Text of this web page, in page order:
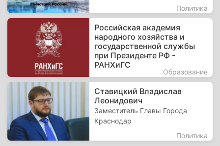
Политика
Российская академия
народного хозяйства и
государственной службы
при Президенте РФ -
РАНХиГС
Образование
Ставицкий Владислав
Леонидович
Заместитель Главы Города
Краснодар
Политика